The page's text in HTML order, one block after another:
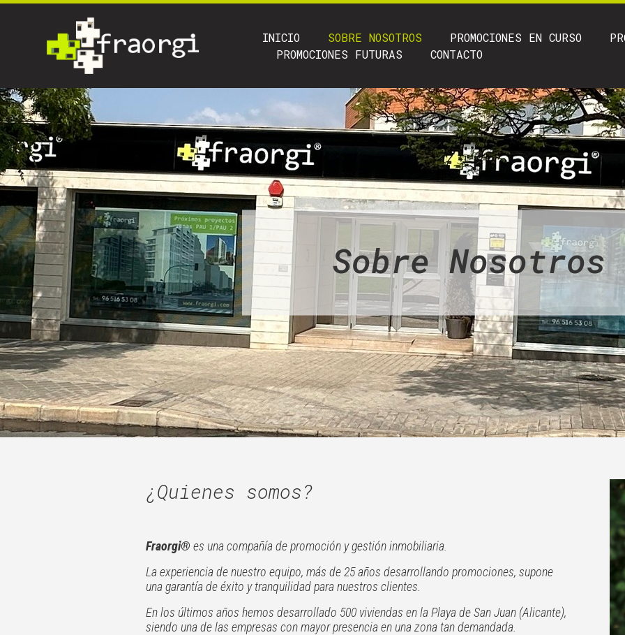
INICIO SOBRE NOSOTROS PROMOCIONES EN CURSO
PROMOCIONES FUTURAS
CONTACTO
Sobre Nosotros
¿Quienes somos?
Fraorgi® es una compañía de promoción y gestión inmobiliaria.
La experiencia de nuestro equipo, más de 25 años desarrollando promociones, supone
una garantía de éxito y tranquilidad para nuestros clientes.
En los últimos años hemos desarrollado 500 viviendas en la Playa de San Juan (Alicante),
siendo una de las empresas con mayor presencia en una zona tan demandada.